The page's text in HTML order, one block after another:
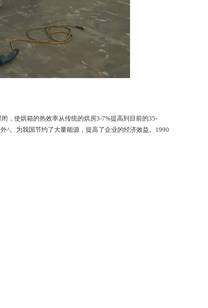
使烘箱的热效率从传统的烘房3-7%提高到目前的35-
^。为我国节约了大量能源，提高了企业的经济效益。1990